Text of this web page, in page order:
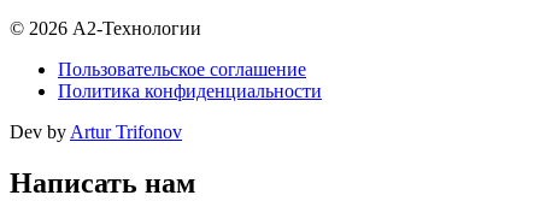
© 2026 А2-Технологии
Пользовательское соглашение
Политика конфиденциальности
Dev by Artur Trifonov
Написать нам